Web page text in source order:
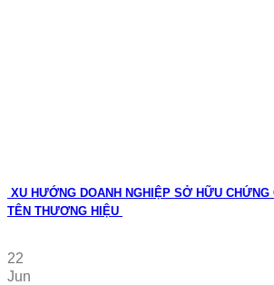
XU HƯỚNG DOANH NGHIỆP SỞ HỮU
TÊN THƯƠNG HIỆU
22
Jun